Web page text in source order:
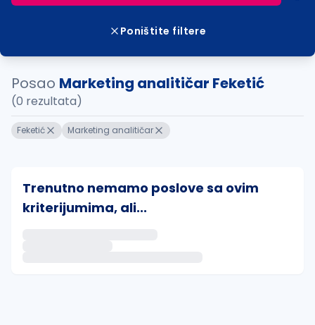
Poništite filtere
Posao Marketing analitičar Feketić
(0 rezultata)
Feketić Marketing analitičar
Trenutno nemamo poslove sa ovim
kriterijumima, ali...